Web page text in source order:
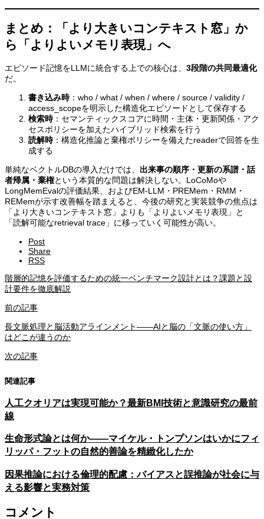
まとめ：「より大きいコンテキスト窓」か
ら「よりよいメモリ表現」へ
エピソード記憶をLLMに統合する上での核心は、 3段階の共同最適化
だ。
書き込み時：who / what / when / where / source / validity /
access_scopeを明示した構造化エピソードとして保存する
検索時：セマンティックスコアに時間・主体・更新関係・アク
セスポリシーを加えたハイブリッド検索を行う
読解時：構造化推論と棄権ポリシーを備えたreaderで回答を生
成する
単純なベクトルDBの導入だけでは、 出来事の順序・更新の系譜・話
者帰属・棄権という本質的な問題は解決しない。LoCoMoや
LongMemEvalの評価結果、およびEM-LLM・PREMem・RMM・
REMemが示す改善幅を踏まえると、今後の研究と実装競争の焦点は
「より大きいコンテキスト窓」よりも「よりよいメモリ表現」と
「読解可能なretrieval trace」に移っていく可能性が高い。
Post
Share
RSS
階層的記憶を評価するための統一ベンチマーク設計とは？課題と設
計要件を徹底解説
前の記事
長文脈処理と脳活動アラインメント――AIと脳の「文脈の使い方」
はどこが違うのか
次の記事
関連記事
人工クオリアは実現可能か？最新BMI技術と意識研究の最前
線
生命形式論とは何か——マイケル・トンプソンはいかにフィ
リッパ・フットの自然的善論を精緻化したか
因果推論における倫理的配慮：バイアスと誤推論が社会に与
える影響と実務対策
コメント